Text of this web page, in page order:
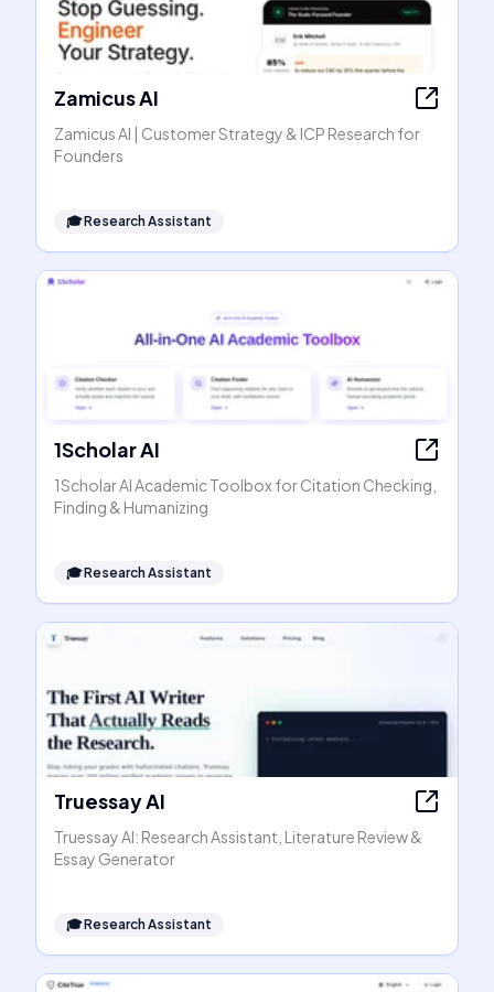
Zamicus AI
Zamicus AI | Customer Strategy & ICP Research for
Founders
🎓Research Assistant
1Scholar AI
1Scholar AI Academic Toolbox for Citation Checking,
Finding & Humanizing
🎓Research Assistant
Truessay AI
Truessay AI: Research Assistant, Literature Review &
Essay Generator
🎓Research Assistant